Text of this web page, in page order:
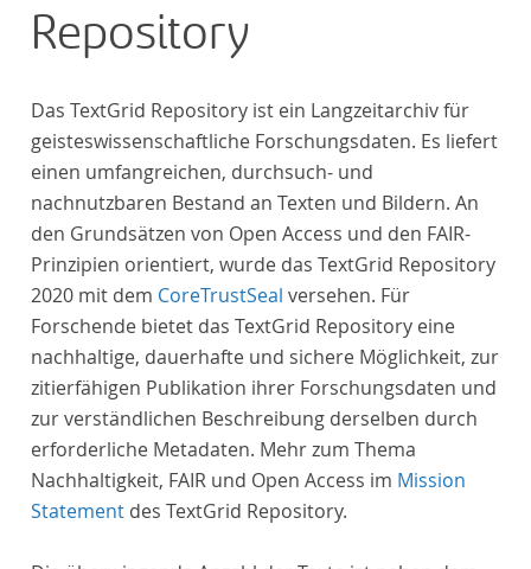
Repository
Das TextGrid Repository ist ein Langzeitarchiv für
geisteswissenschaftliche Forschungsdaten. Es liefert
einen umfangreichen, durchsuch- und
nachnutzbaren Bestand an Texten und Bildern. An
den Grundsätzen von Open Access und den FAIR-
Prinzipien orientiert, wurde das TextGrid Repository
2020 mit dem CoreTrustSeal versehen. Für
Forschende bietet das TextGrid Repository eine
nachhaltige, dauerhafte und sichere Möglichkeit, zur
zitierfähigen Publikation ihrer Forschungsdaten und
zur verständlichen Beschreibung derselben durch
erforderliche Metadaten. Mehr zum Thema
Nachhaltigkeit, FAIR und Open Access im Mission
Statement des TextGrid Repository.